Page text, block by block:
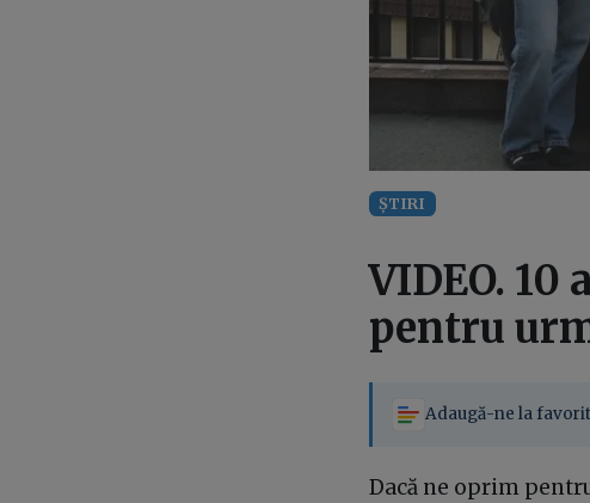
ȘTIRI
VIDEO. 10
pentru
Adaugă-ne la
Dacă ne oprim